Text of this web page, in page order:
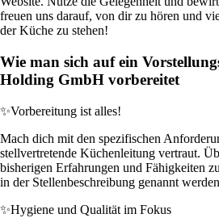
freuen uns darauf, von dir zu hören und
der Küche zu stehen!
Wie man sich auf ein
Holding GmbH vorbereitet
✨Vorbereitung ist alles!
Mach dich mit den spezifischen
stellvertretende Küchenleitung vertraut.
bisherigen Erfahrungen und Fähigkeiten
in der Stellenbeschreibung genannt
✨Hygiene und Qualität im Fokus